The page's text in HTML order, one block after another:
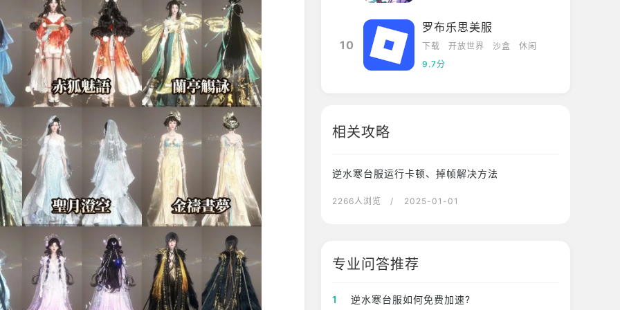
10
罗布乐思美服
下载 开放世界 沙盒
休闲
9.7分
相关攻略
逆水寒台服运行卡顿、掉帧解决方法
2266人浏览 / 2025-01-01
专业问答推荐
1 逆水寒台服如何免费加速?